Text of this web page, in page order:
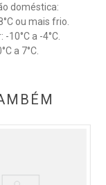
doméstica:
ou mais frio.
10°C a -4°C.
a 7°C.